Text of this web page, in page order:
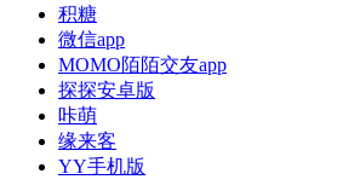
积糖
微信app
MOMO陌陌交友app
探探安卓版
咔萌
缘来客
YY手机版